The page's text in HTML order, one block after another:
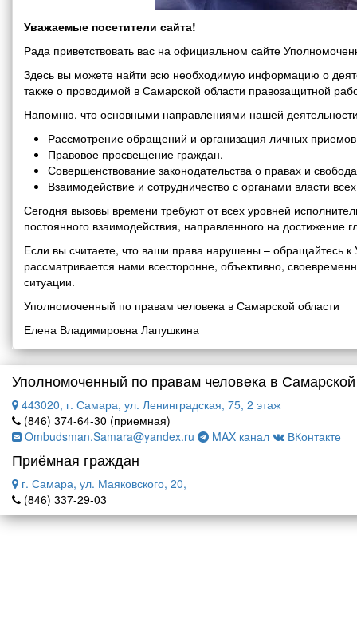
Уважаемые посетители сайта!
Рада приветствовать вас на официальном сайте
Здесь вы можете найти всю необходимую информацию о
также о проводимой в Самарской области правозащитной
Напомню, что основными направлениями нашей
Рассмотрение обращений и организация личных
Правовое просвещение граждан.
Совершенствование законодательства о правах и
Взаимодействие и сотрудничество с органами власти
Сегодня вызовы времени требуют от всех уровней
постоянного взаимодействия, направленного на
Если вы считаете, что ваши права нарушены – обращайтесь
рассматривается нами всесторонне, объективно,
ситуации.
Уполномоченный по правам человека в Самарской области
Елена Владимировна Лапушкина
Уполномоченный по правам человека в
443020, г. Самара, ул. Ленинградская, 75, 2 этаж
(846) 374-64-30 (приемная)
Ombudsman.Samara@yandex.ru
MAX канал ВКонтакте
Приёмная граждан
г. Самара, ул. Маяковского, 20,
(846) 337-29-03